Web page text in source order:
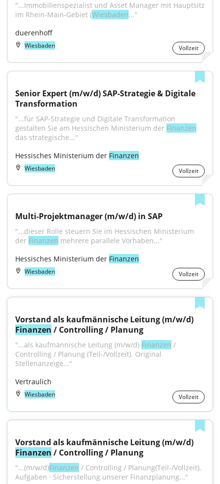
"...Immobilienspezialist und Asset Manager mit Hauptsitz
im Rhein-Main-Gebiet (Wiesbaden..."
duerenhoff
Wiesbaden Vollzeit
Senior Expert (m/w/d) SAP-Strategie & Digitale
Transformation
"...für SAP-Strategie und Digitale Transformation
gestalten Sie am Hessischen Ministerium der Finanzen
das strategische..."
Hessisches Ministerium der Finanzen
Wiesbaden Vollzeit
Multi-Projektmanager (m/w/d) in SAP
"...dieser Rolle steuern Sie im Hessischen Ministerium
der Finanzen mehrere parallele Vorhaben..."
Hessisches Ministerium der Finanzen
Wiesbaden Vollzeit
Finanzen / Controlling / Planung
"...als kaufmännische Leitung (m/w/d) Finanzen /
Controlling / Planung (Teil-/Vollzeit). Original
Stellenanzeige..."
Vertraulich
Wiesbaden Vollzeit
Finanzen / Controlling / Planung
"...(m/w/d)Finanzen / Controlling / Planung(Teil-/Vollzeit).
Aufgaben · Sicherstellung unserer Finanzplanung..."